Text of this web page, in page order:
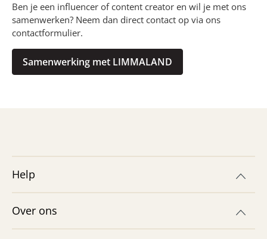
Ben je een influencer of content creator en wil je met ons
samenwerken? Neem dan direct contact op via ons
contactformulier.
Samenwerking met LIMMALAND
Help
Over ons